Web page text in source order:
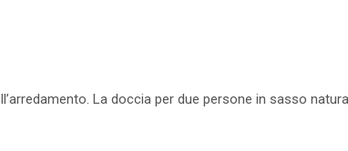
La doccia per due persone in sasso